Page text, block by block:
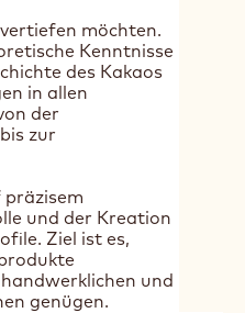
möchten.
Kenntnisse
des Kakaos
in allen
der
zur
und der Kreation
Ziel ist es,
und
genügen.